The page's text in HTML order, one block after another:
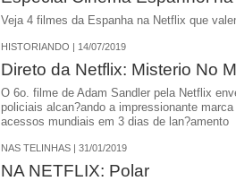
Veja 4 filmes da Espanha na Netflix que
HISTORIANDO | 14/07/2019
Direto da Netflix: Misterio No
O 6o. filme de Adam Sandler pela Netflix
policiais alcan?ando a impressionante
acessos mundiais em 3 dias de lan?amento
NAS TELINHAS | 31/01/2019
NA NETFLIX: Polar